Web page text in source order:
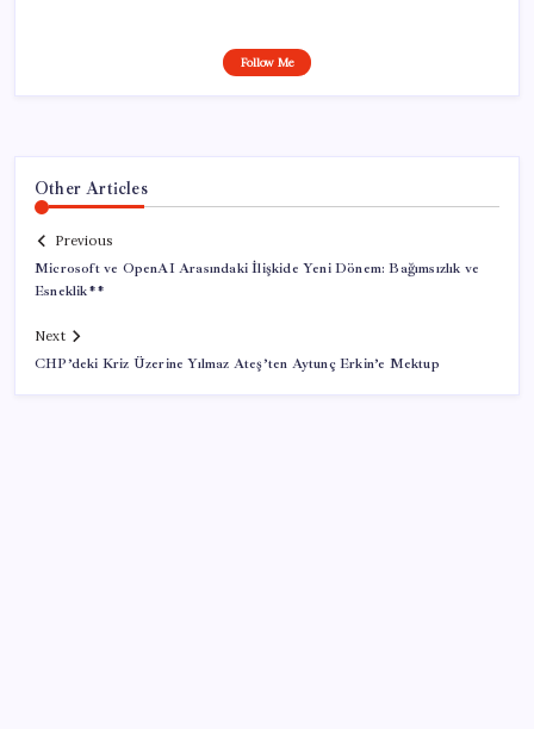
Follow Me
Other Articles
Previous
Microsoft ve OpenAI Arasındaki İlişkide Yeni Dönem: Bağımsızlık ve
Esneklik**
Next
CHP’deki Kriz Üzerine Yılmaz Ateş’ten Aytunç Erkin’e Mektup